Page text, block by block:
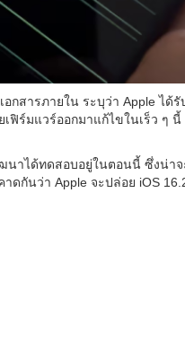
อกสารภายใน ระบุว่า Apple ไ
ฟิร์มแวร์ออกมาแก้ไขในเร็ว ๆ
นาได้ทดสอบอยู่ในตอนนี้ ซึ่งน่า
ดกันว่า Apple จะปล่อย iOS